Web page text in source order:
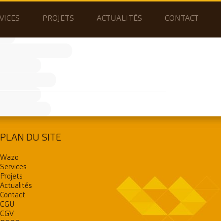
PROJETS ACTUALITÉS CONTACT
PLAN DU SITE
Wazo
Services
Projets
Actualités
Contact
CGU
CGV